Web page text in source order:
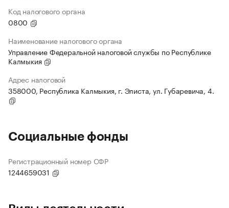
Код налогового органа
0800
Наименование налогового органа
Управление Федеральной налоговой службы по Республике
Калмыкия
Адрес налоговой
358000, Республика Калмыкия, г. Элиста, ул. Губаревича, 4.
Социальные фонды
Регистрационный номер СФР
1244659031